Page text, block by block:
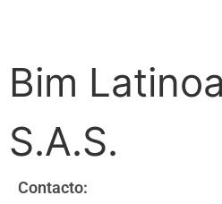
Bim
S.A.S.
Contacto: